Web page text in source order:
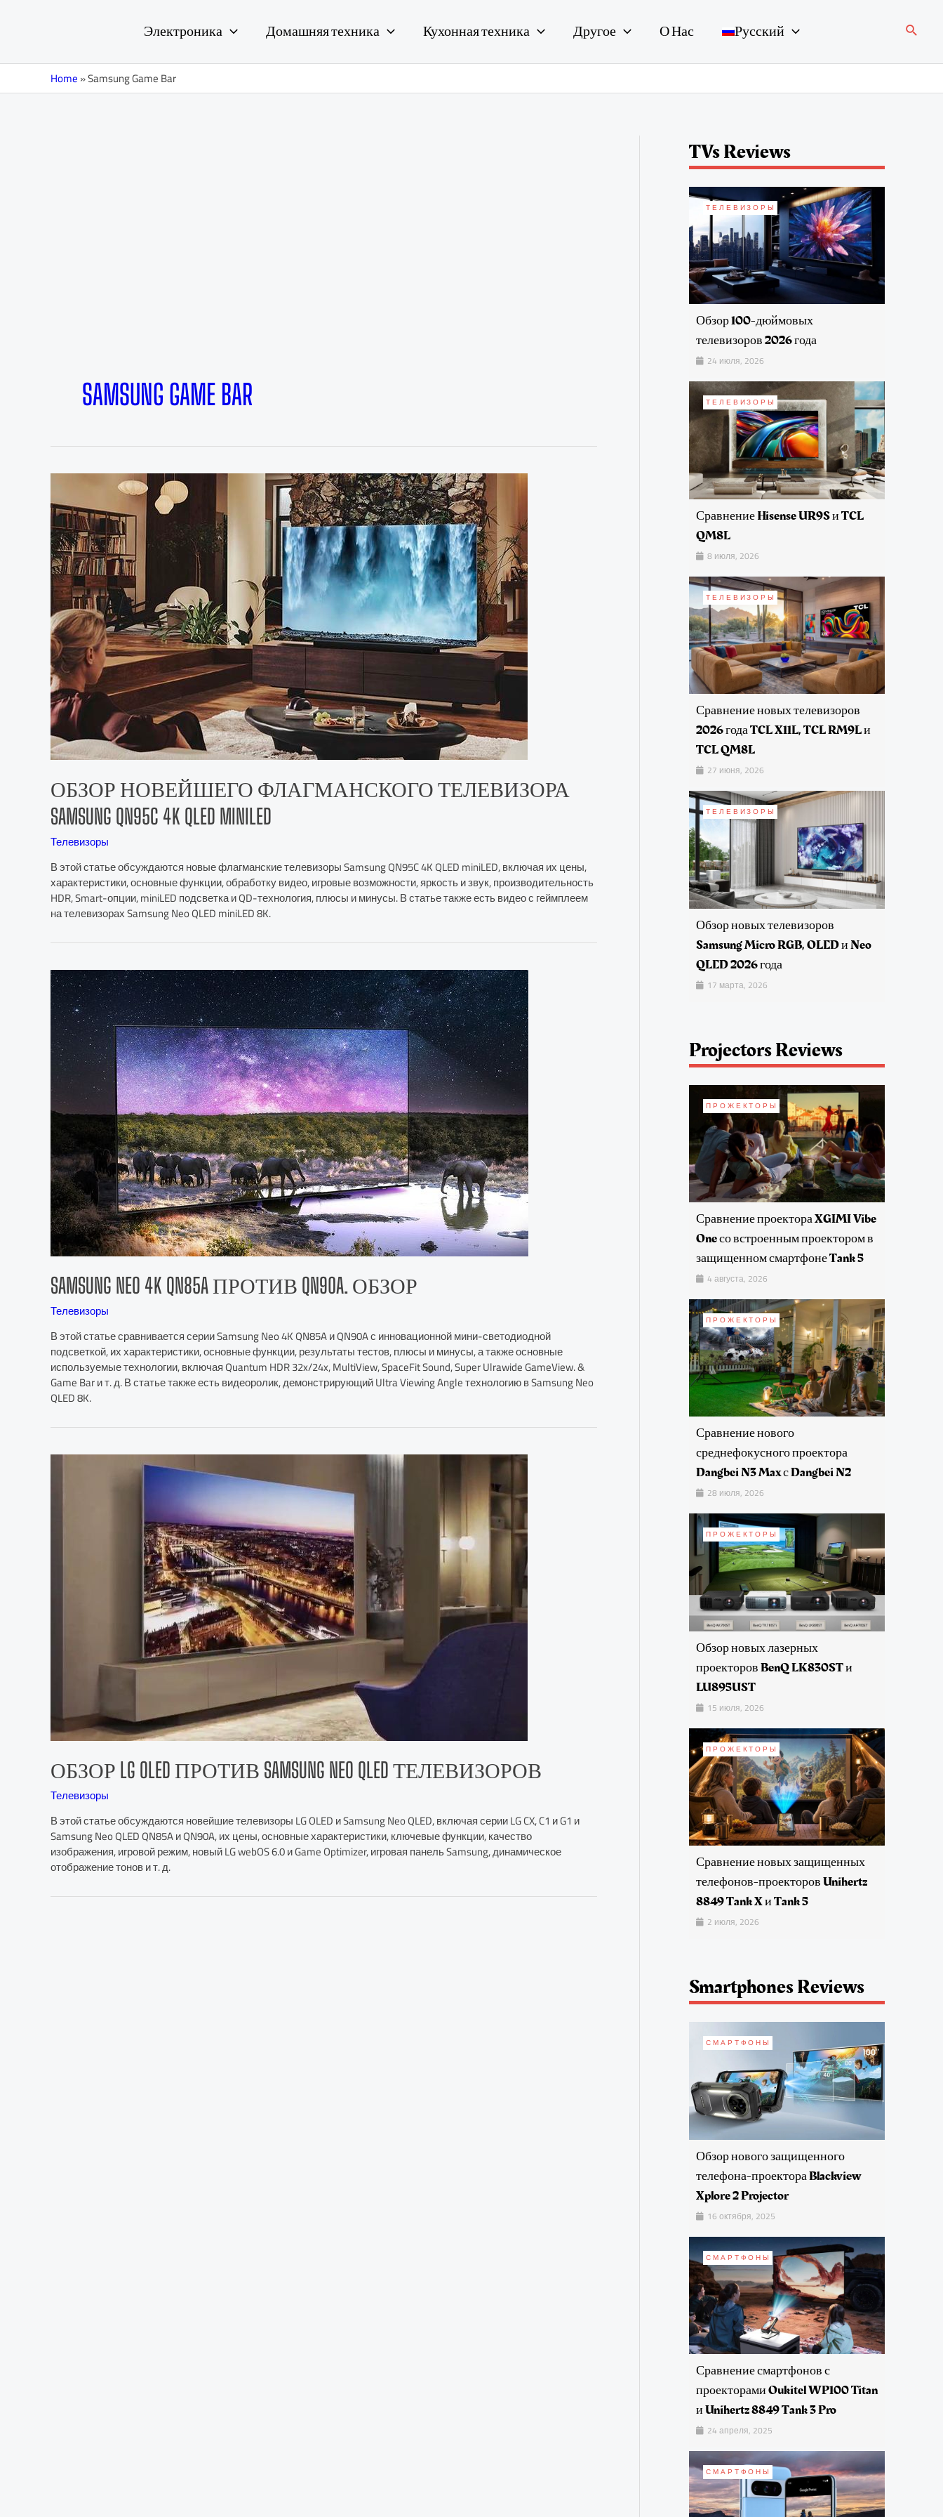
Электроника Домашняя техника Кухонная техника Другое О Нас Русский Поиск
Home»Samsung Game Bar
SAMSUNG GAME BAR
ОБЗОР НОВЕЙШЕГО ФЛАГМАНСКОГО ТЕЛЕВИЗОРА
SAMSUNG QN95C 4K QLED MINILED
Телевизоры
В этой статье обсуждаются новые флагманские телевизоры Samsung QN95C 4K QLED miniLED, включая их цены,
характеристики, основные функции, обработку видео, игровые возможности, яркость и звук, производительность
HDR, Smart-опции, miniLED подсветка и QD-технология, плюсы и минусы. В статье также есть видео с геймплеем
на телевизорах Samsung Neo QLED miniLED 8K.
SAMSUNG NEO 4K QN85A ПРОТИВ QN90A. ОБЗОР
Телевизоры
В этой статье сравнивается серии Samsung Neo 4K QN85A и QN90A с инновационной мини-светодиодной
подсветкой, их характеристики, основные функции, результаты тестов, плюсы и минусы, а также основные
используемые технологии, включая Quantum HDR 32x/24x, MultiView, SpaceFit Sound, Super Ulrawide GameView. &
Game Bar и т. д. В статье также есть видеоролик, демонстрирующий Ultra Viewing Angle технологию в Samsung Neo
QLED 8K.
ОБЗОР LG OLED ПРОТИВ SAMSUNG NEO QLED ТЕЛЕВИЗОРОВ
Телевизоры
В этой статье обсуждаются новейшие телевизоры LG OLED и Samsung Neo QLED, включая серии LG CX, C1 и G1 и
Samsung Neo QLED QN85A и QN90A, их цены, основные характеристики, ключевые функции, качество
изображения, игровой режим, новый LG webOS 6.0 и Game Optimizer, игровая панель Samsung, динамическое
отображение тонов и т. д.
TVs Reviews
ТЕЛЕВИЗОРЫ
Обзор 100-дюймовых
телевизоров 2026 года
24 июля, 2026
ТЕЛЕВИЗОРЫ
Сравнение Hisense UR9S и TCL
QM8L
8 июля, 2026
ТЕЛЕВИЗОРЫ
Сравнение новых телевизоров
2026 года TCL X11L, TCL RM9L и
TCL QM8L
27 июня, 2026
ТЕЛЕВИЗОРЫ
Обзор новых телевизоров
Samsung Micro RGB, OLED и Neo
QLED 2026 года
17 марта, 2026
Projectors Reviews
ПРОЖЕКТОРЫ
Сравнение проектора XGIMI Vibe
One со встроенным проектором в
защищенном смартфоне Tank 5
4 августа, 2026
ПРОЖЕКТОРЫ
Сравнение нового
среднефокусного проектора
Dangbei N3 Max с Dangbei N2
28 июля, 2026
ПРОЖЕКТОРЫ
Обзор новых лазерных
проекторов BenQ LK830ST и
LU895UST
15 июля, 2026
ПРОЖЕКТОРЫ
Сравнение новых защищенных
телефонов-проекторов Unihertz
8849 Tank X и Tank 5
2 июля, 2026
Smartphones Reviews
СМАРТФОНЫ
Обзор нового защищенного
телефона-проектора Blackview
Xplore 2 Projector
16 октября, 2025
СМАРТФОНЫ
Сравнение смартфонов с
проекторами Oukitel WP100 Titan
и Unihertz 8849 Tank 3 Pro
24 апреля, 2025
СМАРТФОНЫ